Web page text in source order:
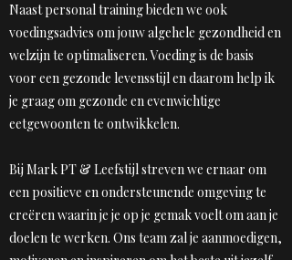
Naast personal training bieden we ook
voedingsadvies om jouw algehele gezondheid en
welzijn te optimaliseren. Voeding is de basis
voor een gezonde levensstijl en daarom help ik
je graag om gezonde en evenwichtige
eetgewoonten te ontwikkelen.
Bij Mark PT & Leefstijl streven we ernaar om
een positieve en ondersteunende omgeving te
creëren waarin je je op je gemak voelt om aan je
doelen te werken. Ons team zal je aanmoedigen,